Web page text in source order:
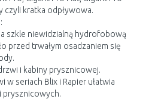
czyli kratka odpływowa.
szkle niewidzialną hydrofobową
przed trwałym osadzaniem się
i kabiny prysznicowej.
w seriach Blix i Rapier ułatwia
prysznicowych.